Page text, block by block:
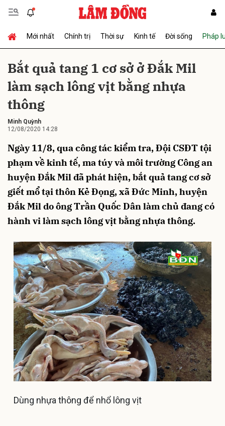
Mới nhất Chính trị Thời sự Kinh tế Đời sống Pháp
Bắt quả tang 1 cơ sở ở Đắk Mil
làm sạch lông vịt bằng nhựa
thông
Minh Quỳnh
12/08/2020 14:28
Ngày 11/8, qua công tác kiểm tra, Đội CSĐT tội
phạm về kinh tế, ma túy và môi trường Công an
huyện Đắk Mil đã phát hiện, bắt quả tang cơ sở
giết mổ tại thôn Kẻ Đọng, xã Đức Minh, huyện
Đắk Mil do ông Trần Quốc Dân làm chủ đang có
hành vi làm sạch lông vịt bằng nhựa thông.
Dùng nhựa thông để nhổ lông vịt
Gửi bình luận
Hủy Gửi